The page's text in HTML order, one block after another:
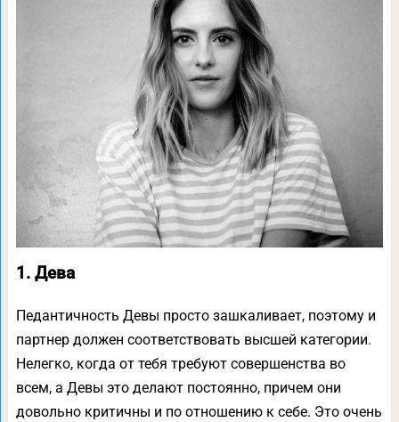
1. Дева
Педантичность Девы просто зашкаливает, поэтому и
партнер должен соответствовать высшей категории.
Нелегко, когда от тебя требуют совершенства во
всем, а Девы это делают постоянно, причем они
довольно критичны и по отношению к себе. Это очень